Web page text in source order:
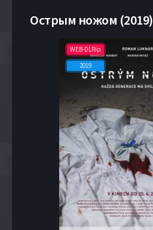
Острым ножом (2019)
WEB-DLRip
2019